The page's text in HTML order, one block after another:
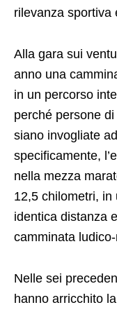
rilevanza sportiva
Alla gara sui
anno una
in un percorso
perché persone
siano invogliate
specificamente,
nella mezza
12,5 chilometri, in
identica distanza
camminata
Nelle sei
hanno arricchito